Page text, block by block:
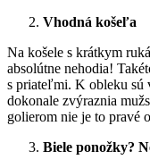
Vhodná košeľa
Na košele s krátkym
absolútne nehodia!
s priateľmi. K obleku sú
dokonale zvýraznia
golierom nie je to pravé
Biele ponožky?